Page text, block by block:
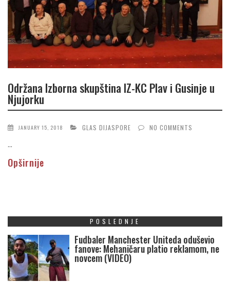
Održana Izborna skupština IZ-KC Plav i Gusinje u
Njujorku
JANUARY 15, 2018 GLAS DIJASPORE NO COMMENTS
...
Opširnije
POSLEDNJE
Fudbaler Manchester Uniteda oduševio
fanove: Mehaničaru platio reklamom, ne
novcem (VIDEO)